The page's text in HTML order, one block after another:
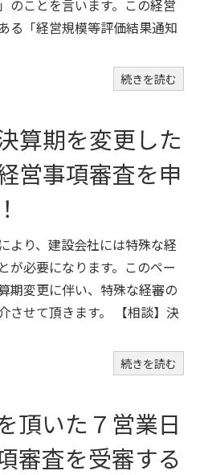
のことを言います。この経営
る「経営規模等評価結果通知
続きを読む
算期を変更した
営事項審査を申
より、建設会社には特殊な経
が必要になります。このペー
期変更に伴い、特殊な経審の
させて頂きます。 【相談】決
続きを読む
頂いた７営業日
審査を受審する